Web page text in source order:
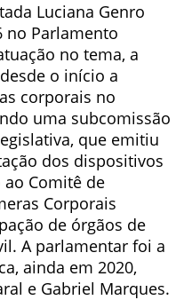
Luciana Genro
no Parlamento
no tema, a
o início a
corporais no
uma subcomissão
que emitiu
dos dispositivos
Comitê de
Corporais
de órgãos de
A parlamentar foi a
ainda em 2020,
e Gabriel Marques.